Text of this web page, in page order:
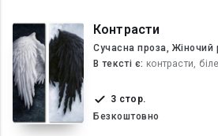
Контрасти
Сучасна проза, Жіночий
В текcті є: контрасти,
3 стор.
Безкоштовно